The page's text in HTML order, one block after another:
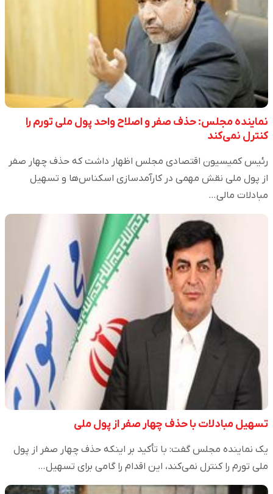
نماینده مجلس: حذف صفر و اصلاح واحد پول ملی تورم را
کنترل نمی‌کند
رئیس کمیسیون اقتصادی مجلس اظهار داشت که حذف چهار صفر
از پول ملی نقش مهمی در کارآمدسازی اسکناس‌ها و تسهیل
مبادلات مالی…
تسهیل مبادلات با حذف چهار صفر از پول ملی
یک نماینده مجلس گفت: با تأکید بر اینکه حذف چهار صفر از پول
ملی تورم را کنترل نمی‌کند، این اقدام را گامی برای تسهیل…